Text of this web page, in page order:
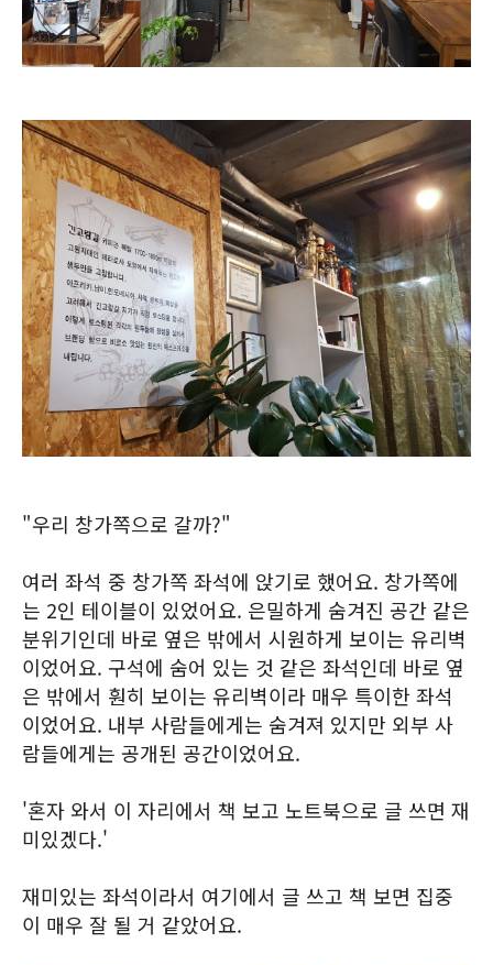
"우리 창가쪽으로 갈까?"
여러 좌석 중 창가쪽 좌석에 앉기로 했어요. 창가쪽에
는 2인 테이블이 있었어요. 은밀하게 숨겨진 공간 같은
분위기인데 바로 옆은 밖에서 시원하게 보이는 유리벽
이었어요. 구석에 숨어 있는 것 같은 좌석인데 바로 옆
은 밖에서 훤히 보이는 유리벽이라 매우 특이한 좌석
이었어요. 내부 사람들에게는 숨겨져 있지만 외부 사
람들에게는 공개된 공간이었어요.
'혼자 와서 이 자리에서 책 보고 노트북으로 글 쓰면 재
미있겠다.'
재미있는 좌석이라서 여기에서 글 쓰고 책 보면 집중
이 매우 잘 될 거 같았어요.